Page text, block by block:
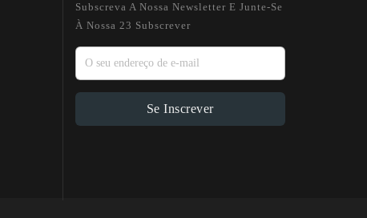
Subscreva A Nossa Newsletter E Junte-Se
À Nossa 23 Subscrever